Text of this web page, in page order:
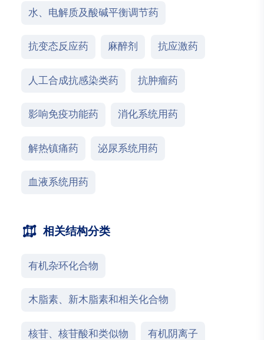
水、电解质及酸碱平衡调节药
抗变态反应药 麻醉剂 抗应激药
人工合成抗感染类药 抗肿瘤药
影响免疫功能药 消化系统用药
解热镇痛药 泌尿系统用药
血液系统用药
相关结构分类
有机杂环化合物
木脂素、新木脂素和相关化合物
核苷、核苷酸和类似物 有机阴离子